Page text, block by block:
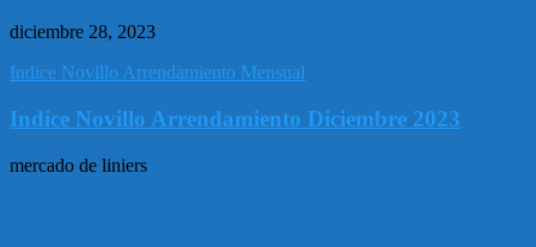
diciembre 28, 2023
Indice Novillo Arrendamiento Mensual
Indice Novillo Arrendamiento Diciembre 2023
mercado de liniers